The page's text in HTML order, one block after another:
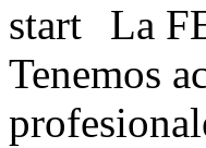
La
Tenemos